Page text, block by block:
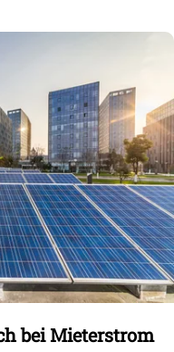
bei Mieterstrom